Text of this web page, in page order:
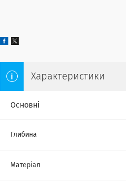
Характеристики
Основні
Глибина
Матеріал